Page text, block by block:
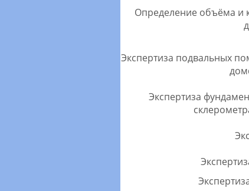
Определение объёма и
Экспертиза подвальных
Экспертиза